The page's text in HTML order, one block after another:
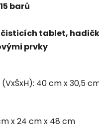
barů
čisticích tablet,
prvky
40 cm x 30,5
x 24 cm x 48 cm